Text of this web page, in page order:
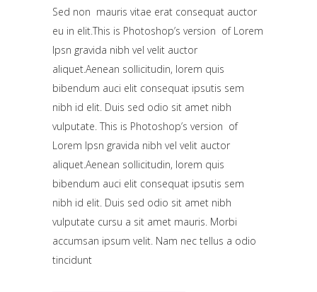
Sed non mauris vitae erat consequat auctor
eu in elit.This is Photoshop’s version of Lorem
Ipsn gravida nibh vel velit auctor
aliquet.Aenean sollicitudin, lorem quis
bibendum auci elit consequat ipsutis sem
nibh id elit. Duis sed odio sit amet nibh
vulputate. This is Photoshop’s version of
Lorem Ipsn gravida nibh vel velit auctor
aliquet.Aenean sollicitudin, lorem quis
bibendum auci elit consequat ipsutis sem
nibh id elit. Duis sed odio sit amet nibh
vulputate cursu a sit amet mauris. Morbi
accumsan ipsum velit. Nam nec tellus a odio
tincidunt